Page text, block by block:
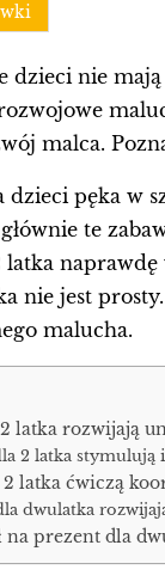
dzieci nie
malca.
dzieci pęka w
te
latka
nie jest
malucha.
latka rozwijają
2 latka stymulują
latka ćwiczą
dwulatka
na prezent dla